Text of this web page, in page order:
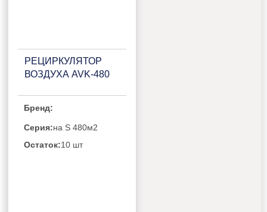
РЕЦИРКУЛЯТОР
ВОЗДУХА AVK-480
Бренд:
Серия:на S 480м2
Остаток:10 шт